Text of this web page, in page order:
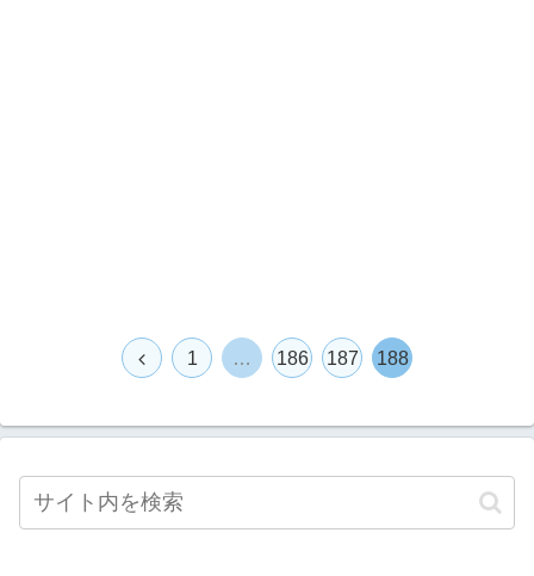
1 … 186 187 188